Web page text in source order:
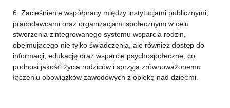
6. Zacieśnienie współpracy między instytucjami publicznymi,
pracodawcami oraz organizacjami społecznymi w celu
stworzenia zintegrowanego systemu wsparcia rodzin,
obejmującego nie tylko świadczenia, ale również dostęp do
informacji, edukację oraz wsparcie psychospołeczne, co
podnosi jakość życia rodziców i sprzyja zrównoważonemu
łączeniu obowiązków zawodowych z opieką nad dziećmi.